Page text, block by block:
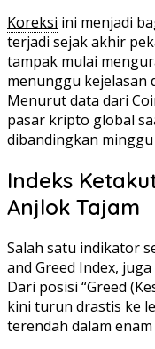
Koreksi ini menjadi
terjadi sejak akhir
tampak mulai
menunggu kejelasan
Menurut data dari
pasar kripto global
dibandingkan minggu
Indeks
Anjlok Tajam
Salah satu indikator
and Greed Index,
Dari posisi “Greed
kini turun drastis ke
terendah dalam